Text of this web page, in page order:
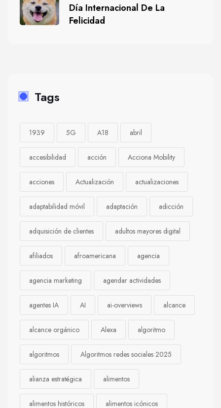
Día Internacional De La
Felicidad
Tags
1939 5G A18 abril
accesibilidad acción Acciona Mobility
acciones Actualización actualizaciones
adaptabilidad móvil adaptación adicción
adquisición de clientes adultos mayores digital
afiliados afroamericana agencia
agencia marketing agendar actividades
agentes IA AI ai-overviews alcance
alcance orgánico Alexa algoritmo
algoritmos Algoritmos redes sociales 2025
alianza estratégica alimentos
alimentos históricos alimentos icónicos